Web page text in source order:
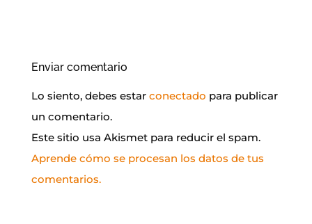
Enviar comentario
Lo siento, debes estar conectado para publicar
un comentario.
Este sitio usa Akismet para reducir el spam.
Aprende cómo se procesan los datos de tus
comentarios.